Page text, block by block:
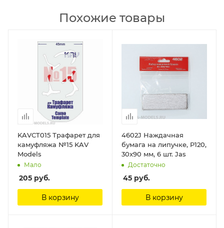
Похожие товары
KAVCT015 Трафарет для
камуфляжа №15 KAV
Models
Мало
205 руб.
В корзину
4602J Наждачная
бумага на липучке, P120,
30x90 мм, 6 шт. Jas
Достаточно
45 руб.
В корзину